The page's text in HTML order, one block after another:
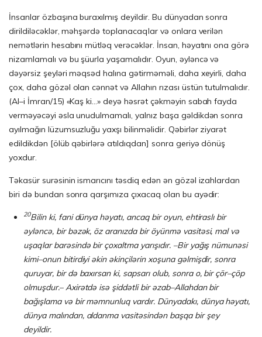
İnsanlar özbaşına buraxılmış deyildir. Bu dünyadan sonra
dirildiləcəklər, məhşərdə toplanacaqlar və onlara verilən
nemətlərin hesabını mütləq verəcəklər. İnsan, həyatını ona görə
nizamlamalı və bu şüurla yaşamalıdır. Oyun, əyləncə və
dəyərsiz şeyləri məqsəd halına gətirməməli, daha xeyirli, daha
çox, daha gözəl olan cənnət və Allahın rızası üstün tutulmalıdır.
(Al–i İmran/15) «Kaş ki…» deyə həsrət çəkməyin sabah fayda
verməyəcəyi əsla unudulmamalı, yalnız başa gəldikdən sonra
ayılmağın lüzumsuzluğu yaxşı bilinməlidir. Qəbirlər ziyarət
edildikdən [ölüb qəbirlərə atıldıqdan] sonra geriyə dönüş
yoxdur.
Təkasür surəsinin ismarıcını təsdiq edən ən gözəl izahlardan
biri də bundan sonra qarşımıza çıxacaq olan bu ayədir:
20Bilin ki, fani dünya həyatı, ancaq bir oyun, ehtiraslı bir
əyləncə, bir bəzək, öz aranızda bir öyünmə vasitəsi, mal və
uşaqlar barəsində bir çoxaltma yarışıdır. –Bir yağış nümunəsi
kimi–onun bitirdiyi əkin əkinçilərin xoşuna gəlmişdir, sonra
quruyar, bir də baxırsan ki, sapsarı olub, sonra o, bir çör–çöp
olmuşdur.– Axirətdə isə şiddətli bir əzab–Allahdan bir
bağışlama və bir məmnunluq vardır. Dünyadakı, dünya həyatı,
dünya malından, aldanma vasitəsindən başqa bir şey
deyildir.